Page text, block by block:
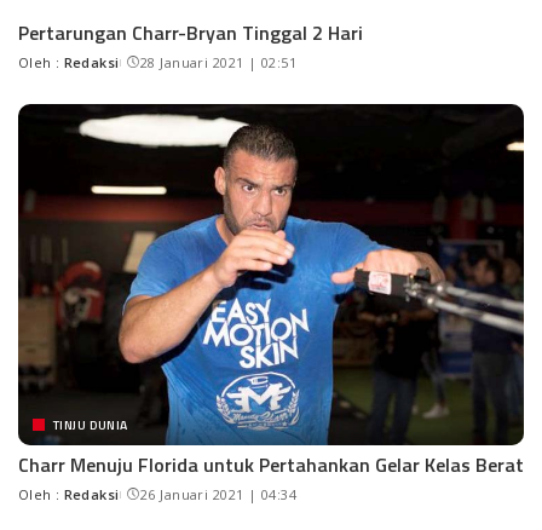
Pertarungan Charr-Bryan Tinggal 2 Hari
Oleh : Redaksi 28 Januari 2021 | 02:51
TINJU DUNIA
Charr Menuju Florida untuk Pertahankan Gelar Kelas Berat
Oleh : Redaksi 26 Januari 2021 | 04:34